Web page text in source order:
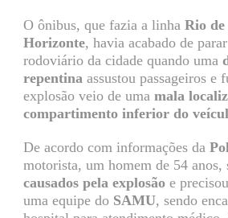
O ônibus, que fazia a linha Rio
Horizonte, havia acabado de
rodoviário da cidade quando uma
repentina assustou passageiros e
explosão veio de uma mala
compartimento inferior do
De acordo com informações da
motorista, um homem de 54 anos,
causados pela explosãoe
uma equipe do SAMU, sendo